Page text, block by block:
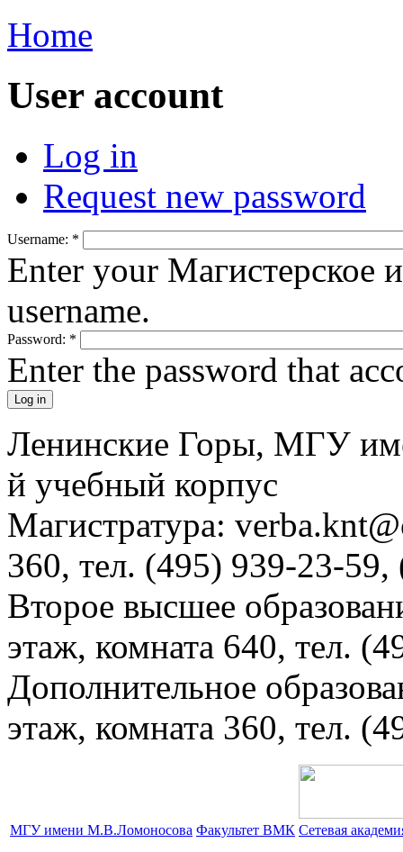
Home
User account
Log in
Request new password
Username: *
Enter your Магистерское
username.
Password: *
Enter the password that
Ленинские Горы, МГУ
й учебный корпус
Магистратура:
360, тел. (495) 939-23-
Второе высшее
этаж, комната 640, тел.
Дополнительное
этаж, комната 360, тел.
МГУ имени М.В.Ломоносова Факультет ВМК Сетевая